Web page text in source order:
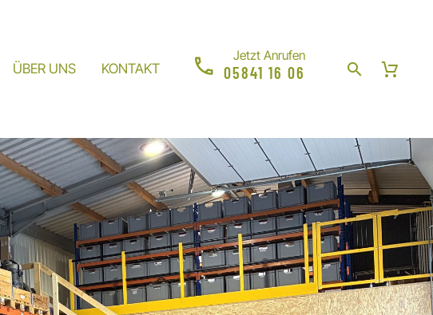
ÜBER UNS KONTAKT
Jetzt Anrufen
05841 16 06